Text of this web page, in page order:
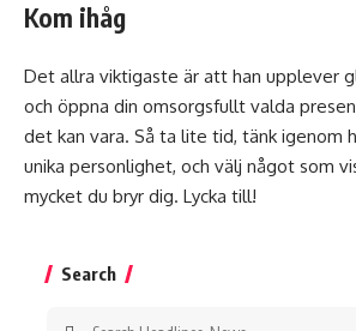
Kom ihåg
Det allra viktigaste är att han upplever
och öppna din omsorgsfullt valda
det kan vara. Så ta lite tid, tänk igenom
unika personlighet, och välj något som
mycket du bryr dig. Lycka till!
Search